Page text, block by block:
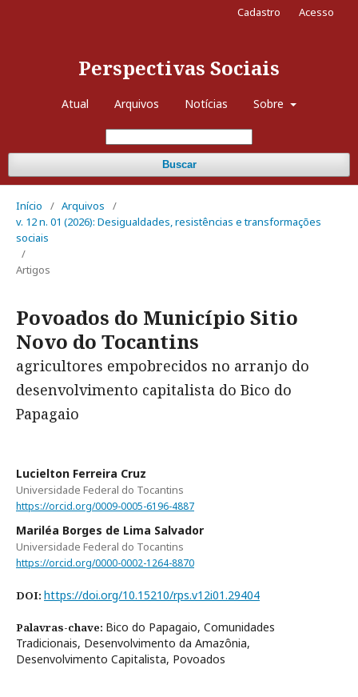
Perspectivas Sociais
Atual Arquivos Notícias Sobre
Buscar
Cadastro Acesso
Início / Arquivos
/
v. 12 n. 01 (2026): Desigualdades, resistências e transformações
sociais
/
Artigos
Povoados do Município Sitio
Novo do Tocantins
agricultores empobrecidos no arranjo do
desenvolvimento capitalista do Bico do
Papagaio
Lucielton Ferreira Cruz
Universidade Federal do Tocantins
https://orcid.org/0009-0005-6196-4887
Mariléa Borges de Lima Salvador
Universidade Federal do Tocantins
https://orcid.org/0000-0002-1264-8870
DOI: https://doi.org/10.15210/rps.v12i01.29404
Palavras-chave: Bico do Papagaio, Comunidades
Tradicionais, Desenvolvimento da Amazônia,
Desenvolvimento Capitalista, Povoados